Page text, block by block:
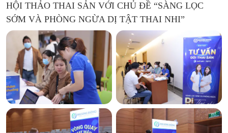
HỘI THẢO THAI SẢN VỚI CHỦ ĐỀ “SÀNG LỌC
SỚM VÀ PHÒNG NGỪA DỊ TẬT THAI NHI”